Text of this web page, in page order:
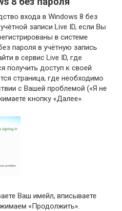
входа в Windows 8 без
записи Live ID, если Вы
в системе
пароля в учётную запись
в сервис Live ID, где
получить доступ к своей
страница, где необходимо
с Вашей проблемой («Я не
кнопку «Далее».
Ваш имейл, вписываете
«Продолжить».